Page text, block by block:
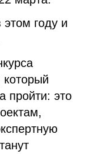
году и
который
пройти: это